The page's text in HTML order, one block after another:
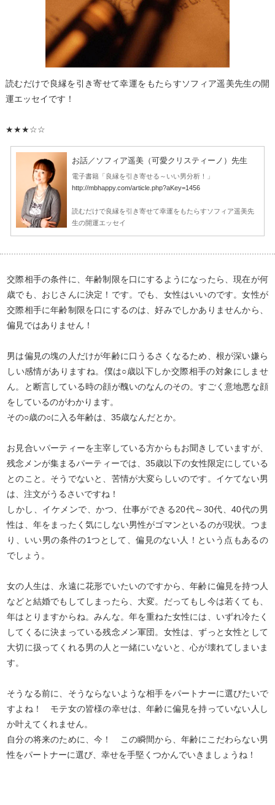
読むだけで良縁を引き寄せて幸運をもたらすソフィア遥美先生の開
運エッセイです！
★★★☆☆
お話／ソフィア遥美（可愛クリスティーノ）先生
電子書籍「良縁を引き寄せる～いい男分析！」
http://mbhappy.com/article.php?aKey=1456
読むだけで良縁を引き寄せて幸運をもたらすソフィア遥美先
生の開運エッセイ
交際相手の条件に、年齢制限を口にするようになったら、現在が何
歳でも、おじさんに決定！です。でも、女性はいいのです。女性が
交際相手に年齢制限を口にするのは、好みでしかありませんから、
偏見ではありません！
男は偏見の塊の人だけが年齢に口うるさくなるため、根が深い嫌ら
しい感情がありますね。僕は○歳以下しか交際相手の対象にしませ
ん。と断言している時の顔が醜いのなんのその。すごく意地悪な顔
をしているのがわかります。
その○歳の○に入る年齢は、35歳なんだとか。
お見合いパーティーを主宰している方からもお聞きしていますが、
残念メンが集まるパーティーでは、35歳以下の女性限定にしている
とのこと。そうでないと、苦情が大変らしいのです。イケてない男
は、注文がうるさいですね！
しかし、イケメンで、かつ、仕事ができる20代～30代、40代の男
性は、年をまったく気にしない男性がゴマンといるのが現状。つま
り、いい男の条件の1つとして、偏見のない人！という点もあるの
でしょう。
女の人生は、永遠に花形でいたいのですから、年齢に偏見を持つ人
などと結婚でもしてしまったら、大変。だってもし今は若くても、
年はとりますからね。みんな。年を重ねた女性には、いずれ冷たく
してくるに決まっている残念メン軍団。女性は、ずっと女性として
大切に扱ってくれる男の人と一緒にいないと、心が壊れてしまいま
す。
そうなる前に、そうならないような相手をパートナーに選びたいで
すよね！ モテ女の皆様の幸せは、年齢に偏見を持っていない人し
か叶えてくれません。
自分の将来のために、今！ この瞬間から、年齢にこだわらない男
性をパートナーに選び、幸せを手堅くつかんでいきましょうね！